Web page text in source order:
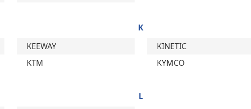
K
KEEWAY
KINETIC
KTM KYMCO
L